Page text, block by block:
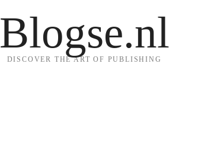
Blogse.nl
DISCOVER THE ART OF PUBLISHING